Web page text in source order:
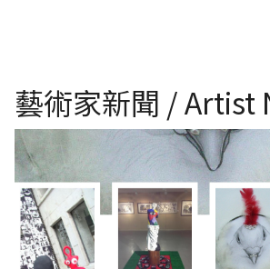
藝術家新聞 / Artist